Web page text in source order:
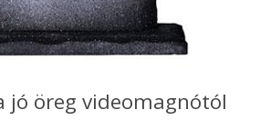
jó öreg videomagnótól